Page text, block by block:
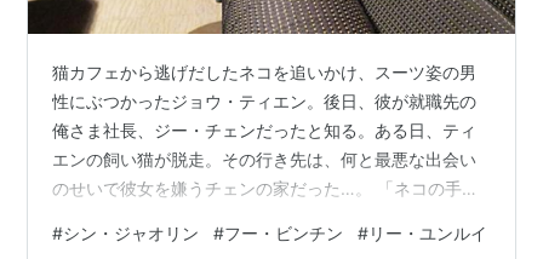
猫カフェから逃げだしたネコを追いかけ、スーツ姿の男
性にぶつかったジョウ・ティエン。後日、彼が就職先の
俺さま社長、ジー・チェンだったと知る。ある日、ティ
エンの飼い猫が脱走。その行き先は、何と最悪な出会い
のせいで彼女を嫌うチェンの家だった…。 「ネコの手も
れた韓流・アジアです。今回は、「ネコの手も借りたい
#シン・ジャオリン #フー・ビンチン #リー・ユンルイ